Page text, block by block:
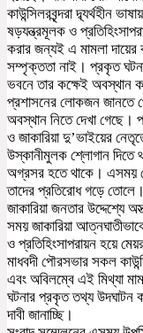
কাউন্সিলরবৃন্দরা দ্ব্যর্থহীন
ষড়যন্ত্রমূলক ও
করার জন্যই এ মামলা
সম্পৃক্ততা নাই। প্রকৃত
ভবনে তার কক্ষেই অবস্থান
প্রশাসনের লোকজন জানতে
অবস্থান নিতে দেখা গেছে।
ও জাকারিয়া দু’ভাইয়ের
উস্কানীমুলক শ্লোগান দিতে
অগ্রসর হতে থাকে। এসময়
তাদের প্রতিরোধ গড়ে
জাকারিয়া জনতার উদ্দেশ্যে
সময় জাকারিয়া
ও প্রতিহিংসাপরায়ন হয়ে
মাধবদী পৌরসভার সকল
এবং অবিলম্বে এই মিথ্যা
ঘটনার প্রকৃত তথ্য উদঘাটন
দাবী জানাচ্ছি।